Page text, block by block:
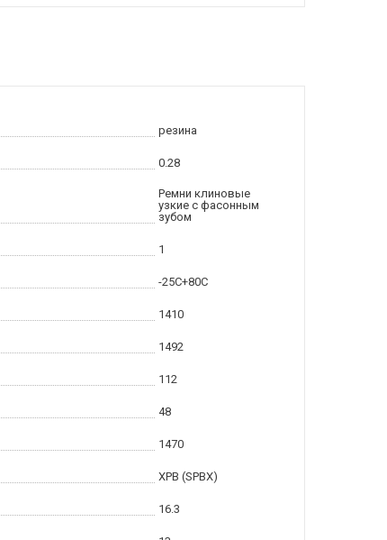
резина
0.28
Ремни клиновые
узкие с фасонным
зубом
1
-25С+80С
1410
1492
112
48
1470
XPB (SPBX)
16.3